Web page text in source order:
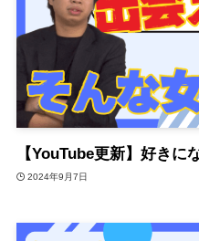
【YouTube更新】好きに
2024年9月7日